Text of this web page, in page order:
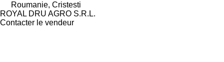
Roumanie, Cristesti
ROYAL DRU AGRO S.R.L.
Contacter le vendeur